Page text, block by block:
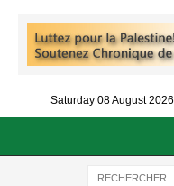
Saturday 08 August 2026